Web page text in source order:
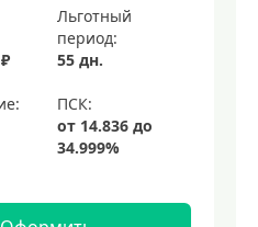
Льготный
период:
55 дн.